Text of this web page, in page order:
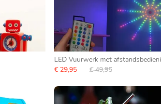
LED Vuurwerk met
€ 29,95
€ 49,95